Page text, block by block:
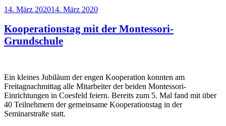
Veröffentlicht
14. März 202014. März 2020
Kooperationstag mit der Montessori-
Grundschule
Ein kleines Jubiläum der engen Kooperation konnten am
Freitagnachmittag alle Mitarbeiter der beiden Montessori-
Einrichtungen in Coesfeld feiern. Bereits zum 5. Mal fand mit über
40 Teilnehmern der gemeinsame Kooperationstag in der
Seminarstraße statt.